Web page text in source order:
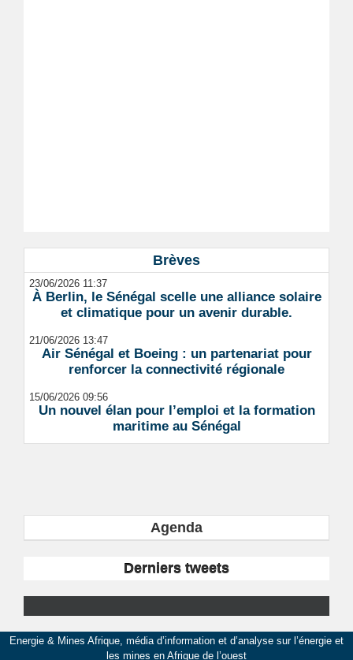
Brèves
23/06/2026 11:37
À Berlin, le Sénégal scelle une alliance solaire
et climatique pour un avenir durable.
21/06/2026 13:47
Air Sénégal et Boeing : un partenariat pour
renforcer la connectivité régionale
15/06/2026 09:56
Un nouvel élan pour l’emploi et la formation
maritime au Sénégal
Agenda
Derniers tweets
Energie & Mines Afrique, média d’information et d’analyse sur l’énergie et
les mines en Afrique de l’ouest